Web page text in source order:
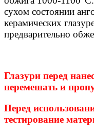
сухом состоянии
керамических
предварительно
Глазури перед
перемешать и
Перед
тестирование